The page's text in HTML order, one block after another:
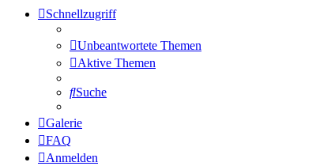
Schnellzugriff
Unbeantwortete Themen
Aktive Themen
Suche
Galerie
FAQ
Anmelden